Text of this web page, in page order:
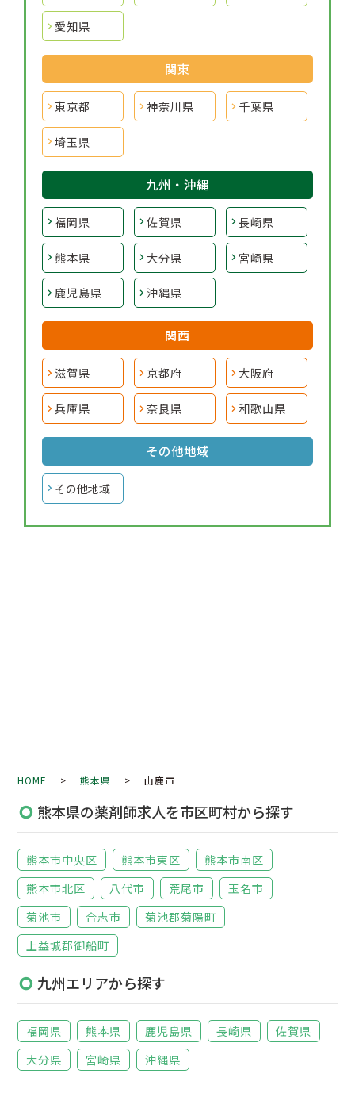
愛知県
関東
東京都 神奈川県 千葉県
埼玉県
九州・沖縄
福岡県 佐賀県 長崎県
熊本県 大分県 宮崎県
鹿児島県 沖縄県
関西
滋賀県 京都府 大阪府
兵庫県 奈良県 和歌山県
その他地域
その他地域
HOME >熊本県 > 山鹿市
熊本県の薬剤師求人を市区町村から探す
熊本市中央区 熊本市東区
熊本市南区
熊本市北区
八代市 荒尾市
玉名市
菊池市
合志市
菊池郡菊陽町
上益城郡御船町
九州エリアから探す
福岡県 熊本県 鹿児島県 長崎県
佐賀県
大分県
宮崎県 沖縄県